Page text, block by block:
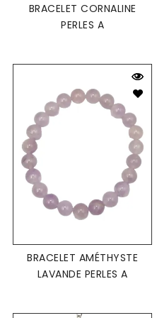
BRACELET CORNALINE
PERLES A
BRACELET AMÉTHYSTE
LAVANDE PERLES A